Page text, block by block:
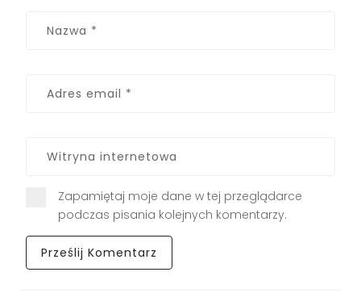
Zapamiętaj moje dane w tej przeglądarce
podczas pisania kolejnych komentarzy.